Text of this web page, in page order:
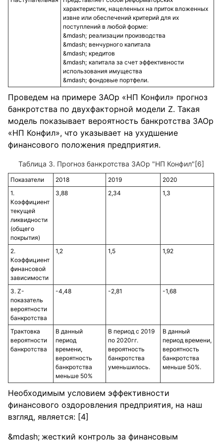
характеристик, нацеленных на приток вложенных
извне или обеспечений критерий для их
поступлений в любой форме:
реализации производства
венчурного капитала
кредитов
капитала за счет эффективности
использования имущества
фондовые портфели.
Проведем на примере ЗАОр «НП Конфил» прогноз
банкротства по двухфакторной модели Z. Такая
модель показывает вероятность банкротства ЗАОр
«НП Конфил», что указывает на ухудшение
финансового положения предприятия.
Таблица 3. Прогноз банкротства ЗАОр "НП Конфил"[6]
Показатели 2018 2019
2020
1.
Коэффициент
текущей
ликвидности
(общего
покрытия)
3,88 2,34 1,3
2.
Коэффициент
финансовой
зависимости
1,2 1,5 1,92
3. Z-
показатель
вероятности
банкротства
-4,48 -2,81 -1,68
Трактовка
вероятности
банкротства
В данный
период
времени,
вероятность
банкротства
меньше 50%
В период с 2019
по 2020гг.
вероятность
банкротства
уменьшилось.
В данный
период времени,
вероятность
банкротства
меньше 50%.
Необходимым условием эффективности
финансового оздоровления предприятия, на наш
взгляд, является: [4]
жесткий контроль за финансовым